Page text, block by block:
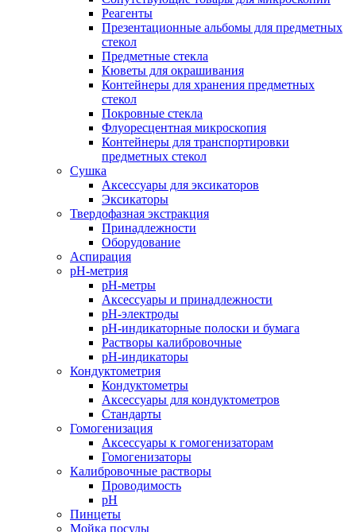
Реагенты
Презентационные альбомы для предметных
стекол
Предметные стекла
Кюветы для окрашивания
Контейнеры для хранения предметных
стекол
Покровные стекла
Флуоресцентная микроскопия
Контейнеры для транспортировки
предметных стекол
Сушка
Аксессуары для эксикаторов
Эксикаторы
Твердофазная экстракция
Принадлежности
Оборудование
Аспирация
pH-метрия
pH-метры
Аксессуары и принадлежности
pH-электроды
pH-индикаторные полоски и бумага
Растворы калибровочные
pH-индикаторы
Кондуктометрия
Кондуктометры
Аксессуары для кондуктометров
Стандарты
Гомогенизация
Аксессуары к гомогенизаторам
Гомогенизаторы
Калибровочные растворы
Проводимость
pH
Пинцеты
Мойка посуды